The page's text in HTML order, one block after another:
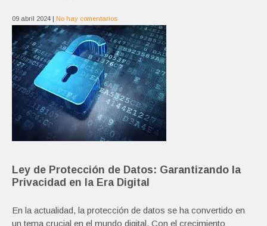
09 abril 2024 | No hay comentarios
Ley de Protección de Datos: Garantizando la
Privacidad en la Era Digital
En la actualidad, la protección de datos se ha convertido en
un tema crucial en el mundo digital. Con el crecimiento